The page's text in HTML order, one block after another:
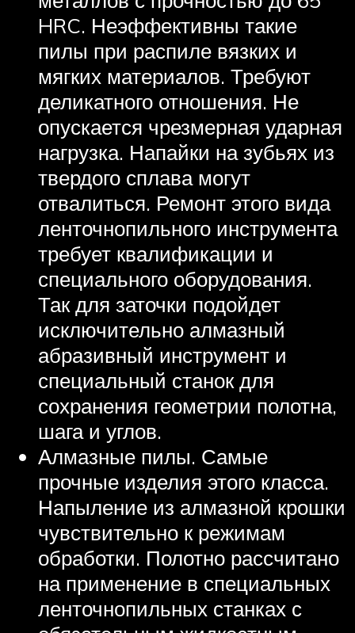
HRC. Неэффективны такие
пилы при распиле вязких и
мягких материалов. Требуют
деликатного отношения. Не
опускается чрезмерная ударная
нагрузка. Напайки на зубьях из
твердого сплава могут
отвалиться. Ремонт этого вида
ленточнопильного инструмента
требует квалификации и
специального оборудования.
Так для заточки подойдет
исключительно алмазный
абразивный инструмент и
специальный станок для
сохранения геометрии полотна,
шага и углов.
Алмазные пилы. Самые
прочные изделия этого класса.
Напыление из алмазной крошки
чувствительно к режимам
обработки. Полотно рассчитано
на применение в специальных
ленточнопильных станках с